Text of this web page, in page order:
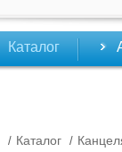
Каталог
/ Каталог /